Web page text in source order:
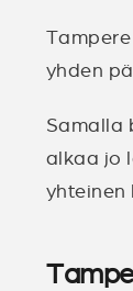
yhden
Samalla
alkaa jo
yhteinen